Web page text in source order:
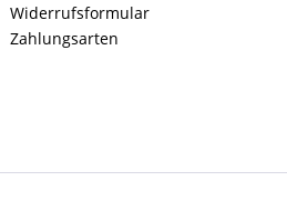
Widerrufsformular
Zahlungsarten